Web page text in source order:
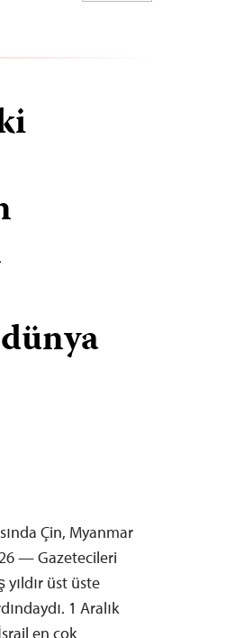
Çin, Myanmar
— Gazetecileri
üst üste
1 Aralık
en çok